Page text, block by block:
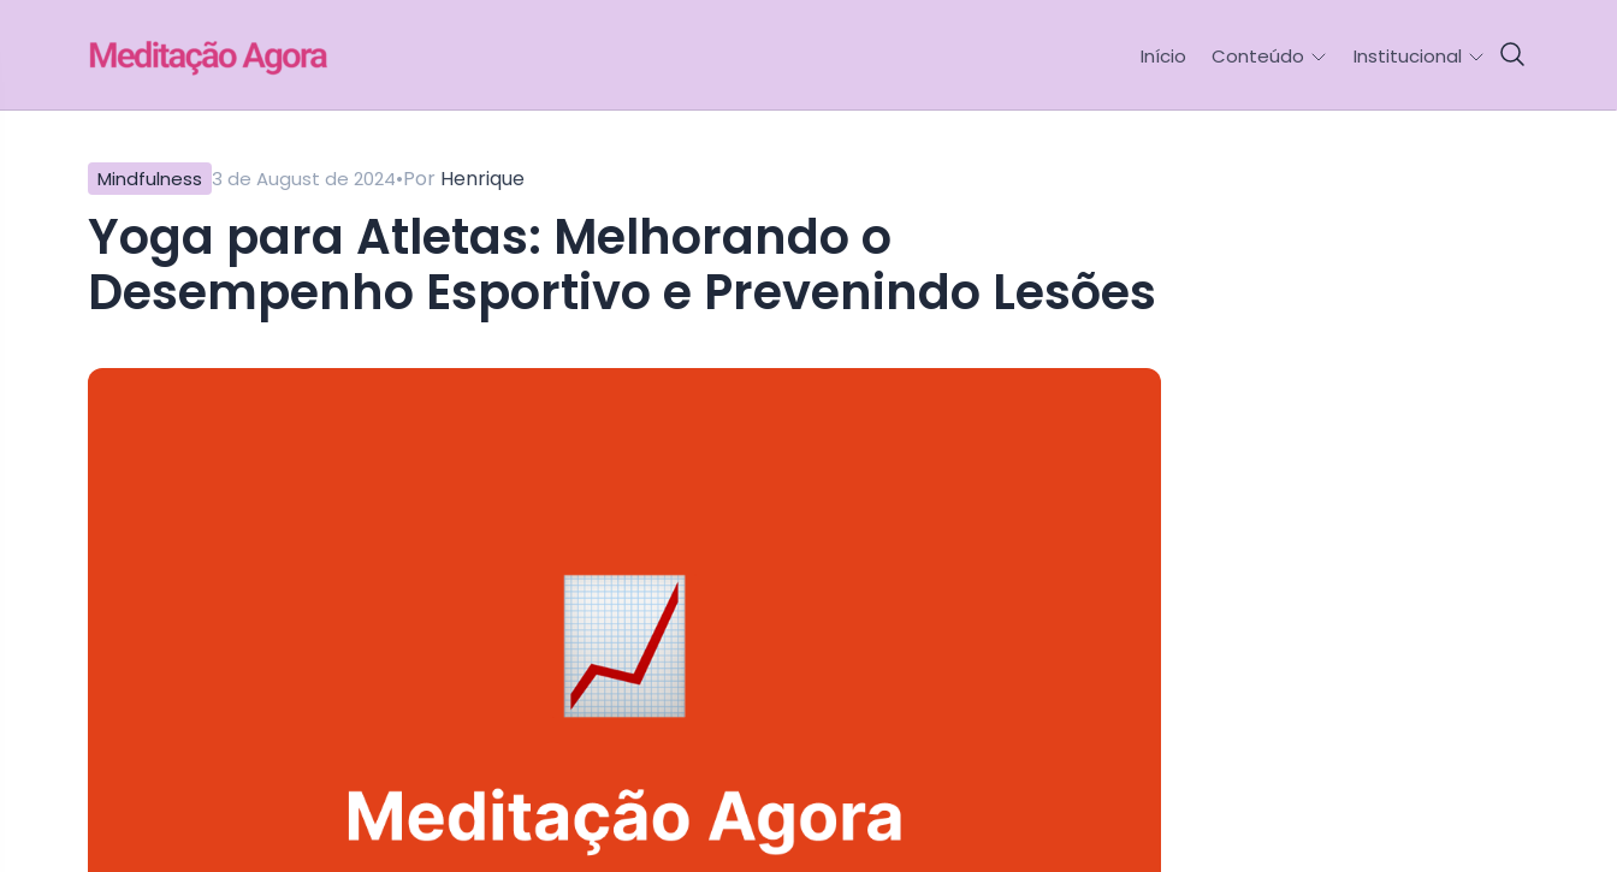
Início Conteúdo Institucional
Mindfulness 3 de August de 2024•Por Henrique
Yoga para Atletas: Melhorando o
Desempenho Esportivo e Prevenindo Lesões